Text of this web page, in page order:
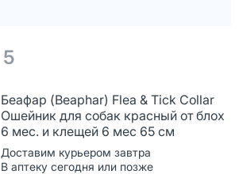
5
Беафар (Beaphar) Flea & Tick Collar
Ошейник для собак красный от блох
6 мес. и клещей 6 мес 65 см
Доставим курьером завтра
В аптеку сегодня или позже